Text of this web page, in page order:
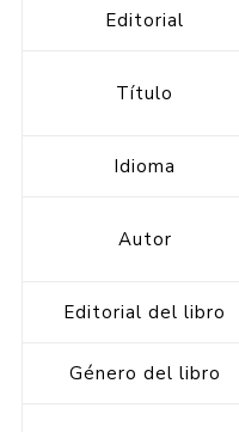
Editorial
Título
Idioma
Autor
Editorial del libro
Género del libro